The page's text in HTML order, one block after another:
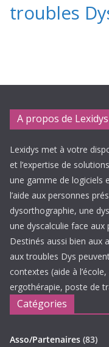
troubles
A propos de Lexidys
Lexidys met à votre
et l’expertise de
une gamme de logiciels
l’aide aux personnes
dysorthographie, une
une dyscalculie face aux
Destinés aussi bien aux
aux troubles Dys
contextes (aide à
ergothérapie, poste de
Catégories
Asso/Partenaires (83)